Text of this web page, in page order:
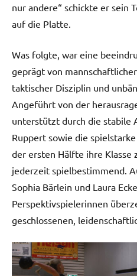
nur andere“ schickte er sein
auf die Platte.
Was folgte, war eine
geprägt von
taktischer Disziplin und
Angeführt von der
unterstützt durch die stabile
Ruppert sowie die
der ersten Hälfte ihre Klasse
jederzeit spielbestimmend.
Sophia Bärlein und Laura
Perspektivspielerinnen
geschlossenen,